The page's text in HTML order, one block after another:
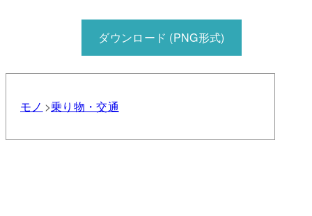
ダウンロード (PNG形式)
モノ 乗り物・交通